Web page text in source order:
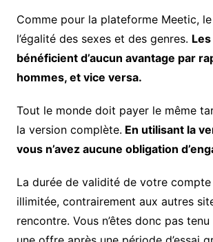
Comme pour la plateforme Meetic,
l’égalité des sexes et des genres. Les
bénéficient d’aucun avantage par
hommes, et vice versa.
Tout le monde doit payer le même
la version complète. En utilisant la
vous n’avez aucune obligation
La durée de validité de votre
illimitée, contrairement aux autres
rencontre. Vous n’êtes donc pas